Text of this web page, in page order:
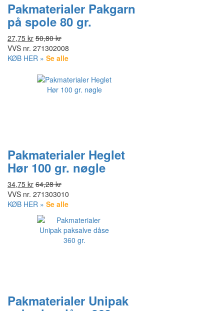
Pakmaterialer Pakgarn
på spole 80 gr.
27,75 kr 50,80 kr
VVS nr. 271302008
KØB HER » Se alle
Pakmaterialer Heglet
Hør 100 gr. nøgle
34,75 kr 64,28 kr
VVS nr. 271303010
KØB HER » Se alle
Pakmaterialer Unipak